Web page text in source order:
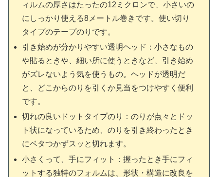
ィルムの厚さはたったの12ミクロンで、小さいの
にしっかり使える8メートル巻きです。使い切り
タイプのテープのりです。
引き始めが分かりやすい透明ヘッド：小さなもの
や貼るときや、細い所に使うときなど、引き始め
がズレないよう気を使うもの。ヘッドが透明だ
と、どこからのりを引くか見当をつけやすく便利
です。
切れの良いドットタイプのり：のりが点々とドッ
ト状になっているため、のりを引き終わったとき
にベタつかずスッと切れます。
小さくって、手にフィット：握ったとき手にフィ
ットする独特のフォルムは、形状・構造に改良を